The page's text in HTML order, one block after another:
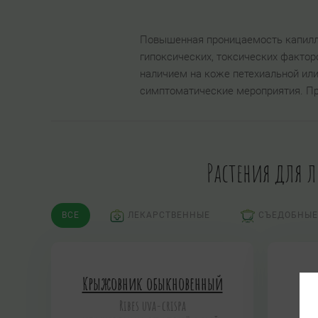
Повышенная проницаемость
гипоксических, токсических
наличием на коже петехиальной
симптоматические мероприятия.
Растения для
ВСЕ ЛЕКАРСТВЕННЫЕ СЪЕДОБНЫЕ
Крыжовник обыкновенный
Ribes uva-crispa